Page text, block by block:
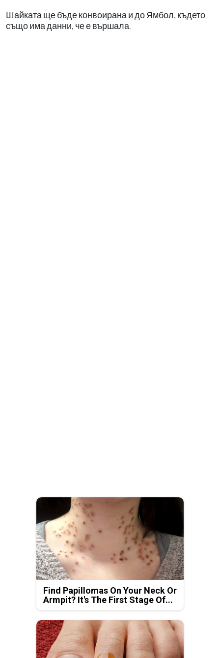
Шайката ще бъде конвоирана и до Ямбол, където
също има данни, че е вършала.
Find Papillomas On Your Neck Or
Armpit? It's The First Stage Of...